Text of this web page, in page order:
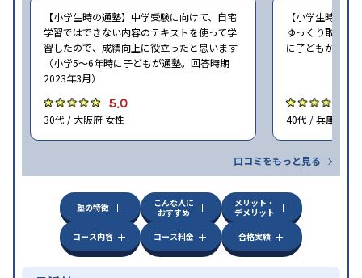
【小学生時の通塾】中学受験に向けて、自宅
学習ではできない内容のテキストを使って学
習したので、成績向上に役立ったと思います
（小学5〜6年時に子どもが通塾。回答時期
2023年3月）
5.0
30代 / 大阪府 女性
【小学生時の通
ゆっくり取り組
に子どもが通塾
40代 / 兵庫県 女
口コミをもっと見る
塾の特徴
こんな人に
おすすめ
メリット・
デメリット
コース内容
コース料金 合格実績